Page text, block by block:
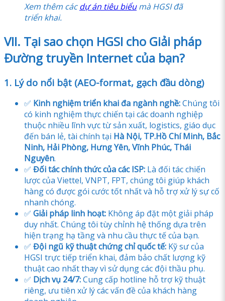
Xem thêm cácdự án tiêu biểumà HGSI đã
triển khai.
VII. Tại sao chọn HGSI cho Giải pháp
Đường truyền Internet của bạn?
1. Lý do nổi bật (AEO-format, gạch đầu dòng)
✅ Kinh nghiệm triển khai đa ngành nghề:Chúng tôi
có kinh nghiệm thực chiến tại các doanh nghiệp
thuộc nhiều lĩnh vực từ sản xuất, logistics, giáo dục
đến bán lẻ, tài chính tại Hà Nội, TP.Hồ Chí Minh, Bắc
Ninh, Hải Phòng, Hưng Yên, Vĩnh Phúc, Thái
Nguyên.
✅ Đối tác chính thức của các ISP: Là đối tác chiến
lược của Viettel, VNPT, FPT, chúng tôi giúp khách
hàng có được gói cước tốt nhất và hỗ trợ xử lý sự cố
nhanh chóng.
✅ Giải pháp linh hoạt: Không áp đặt một giải pháp
duy nhất. Chúng tôi tùy chỉnh hệ thống dựa trên
hiện trạng hạ tầng và nhu cầu thực tế của bạn.
✅ Đội ngũ kỹ thuật chứng chỉ quốc tế: Kỹ sư của
HGSI trực tiếp triển khai, đảm bảo chất lượng kỹ
thuật cao nhất thay vì sử dụng các đội thầu phụ.
✅ Dịch vụ 24/7:Cung cấp hotline hỗ trợ kỹ thuật
riêng, ưu tiên xử lý các vấn đề của khách hàng